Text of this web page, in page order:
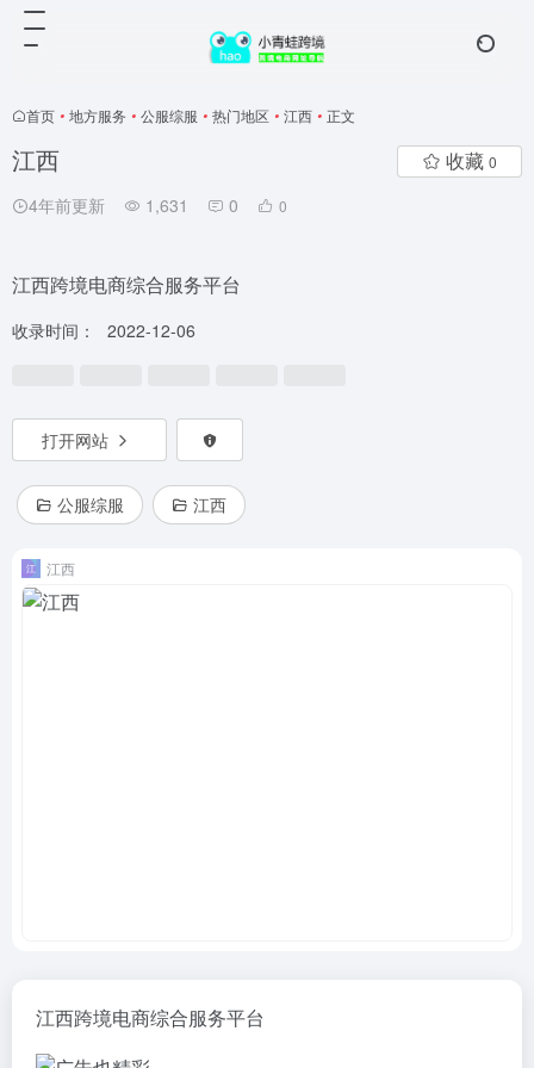
首页 • 地方服务 • 公服综服 • 热门地区 • 江西 • 正文
江西
4年前更新 1,631 0 0
收藏 0
江西跨境电商综合服务平台
收录时间： 2022-12-06
打开网站
公服综服 江西
江西
江西跨境电商综合服务平台